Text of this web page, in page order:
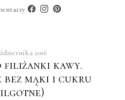
2016
filiżanki kawy.
bez mąki i cukru